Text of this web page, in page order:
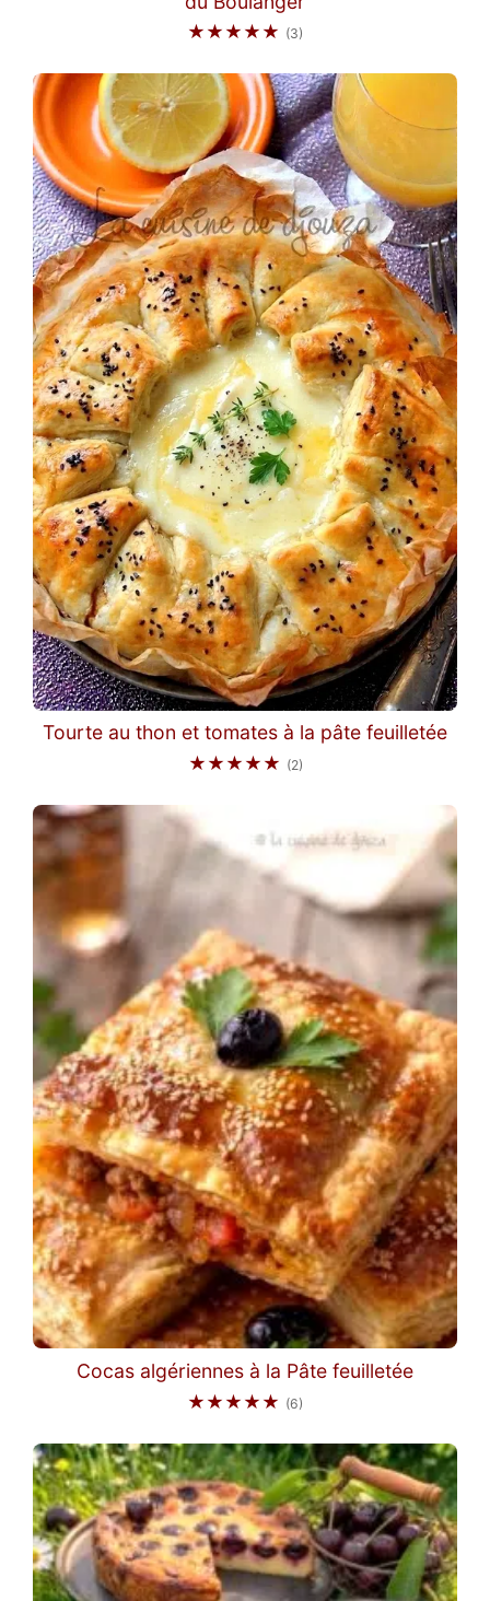
★★★★★ (3)
Tourte au thon et tomates à la pâte feuilletée
★★★★★ (2)
Cocas algériennes à la Pâte feuilletée
★★★★★ (6)